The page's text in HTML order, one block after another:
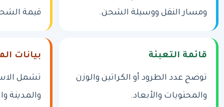
ومسار النقل ووسيلة الشحن.
قيمة
قائمة التعبئة
توضح عدد الطرود أو الكراتين والوزن
والمحتويات والأبعاد.
بيانات
تشمل
والمدينة